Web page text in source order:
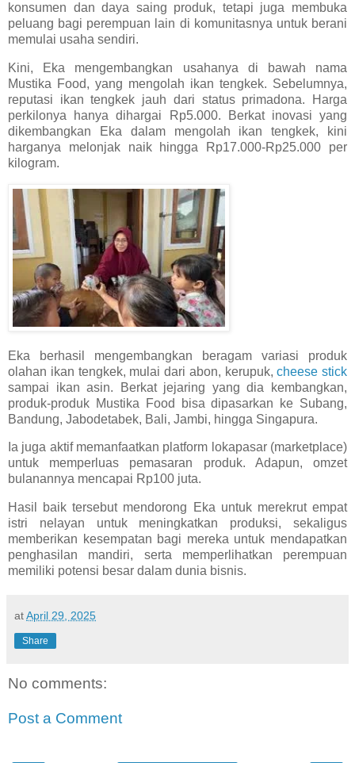
konsumen dan daya saing produk, tetapi juga membuka
peluang bagi perempuan lain di komunitasnya untuk berani
memulai usaha sendiri.
Kini, Eka mengembangkan usahanya di bawah nama
Mustika Food, yang mengolah ikan tengkek. Sebelumnya,
reputasi ikan tengkek jauh dari status primadona. Harga
perkilonya hanya dihargai Rp5.000. Berkat inovasi yang
dikembangkan Eka dalam mengolah ikan tengkek, kini
harganya melonjak naik hingga Rp17.000-Rp25.000 per
kilogram.
Eka berhasil mengembangkan beragam variasi produk
olahan ikan tengkek, mulai dari abon, kerupuk,cheese stick
sampai ikan asin. Berkat jejaring yang dia kembangkan,
produk-produk Mustika Food bisa dipasarkan ke Subang,
Bandung, Jabodetabek, Bali, Jambi, hingga Singapura.
Ia juga aktif memanfaatkan platform lokapasar (marketplace)
untuk memperluas pemasaran produk. Adapun, omzet
bulanannya mencapai Rp100 juta.
Hasil baik tersebut mendorong Eka untuk merekrut empat
istri nelayan untuk meningkatkan produksi, sekaligus
memberikan kesempatan bagi mereka untuk mendapatkan
penghasilan mandiri, serta memperlihatkan perempuan
memiliki potensi besar dalam dunia bisnis.
atApril 29, 2025
Share
No comments:
Post a Comment